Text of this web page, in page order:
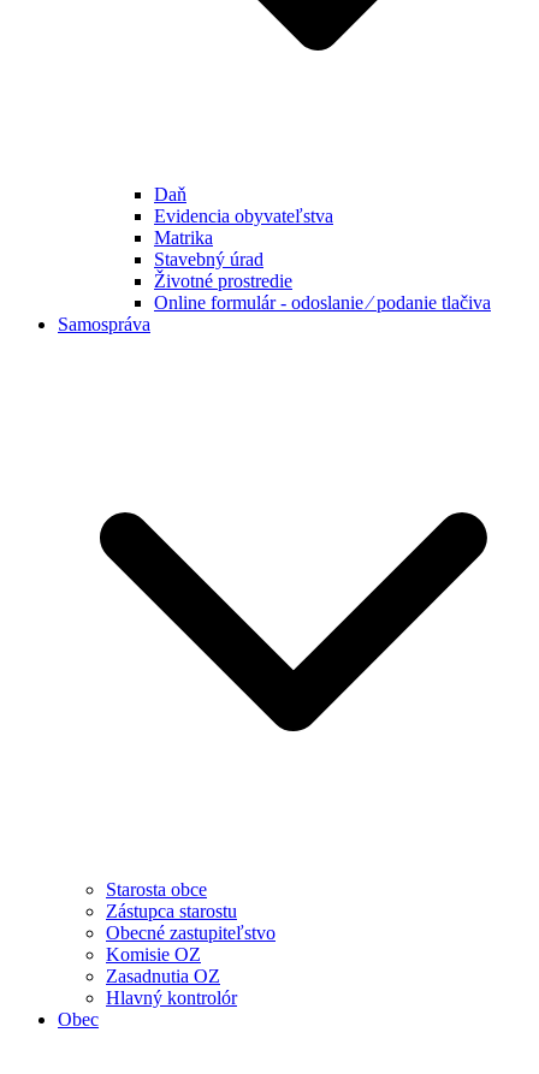
Daň
Evidencia obyvateľstva
Matrika
Stavebný úrad
Životné prostredie
Online formulár - odoslanie ⁄ podanie tlačiva
Samospráva
Starosta obce
Zástupca starostu
Obecné zastupiteľstvo
Komisie OZ
Zasadnutia OZ
Hlavný kontrolór
Obec